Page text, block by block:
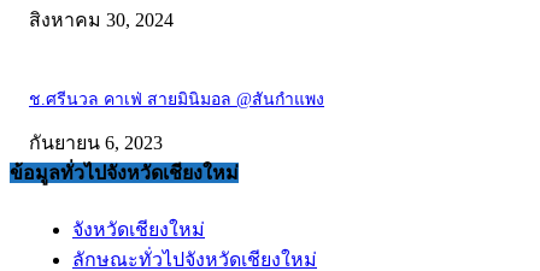
สิงหาคม 30, 2024
ช.ศรีนวล คาเฟ่ สายมินิมอล @สันกำแพง
กันยายน 6, 2023
ข้อมูลทั่วไปจังหวัดเชียงใหม่
จังหวัดเชียงใหม่
ลักษณะทั่วไปจังหวัดเชียงใหม่